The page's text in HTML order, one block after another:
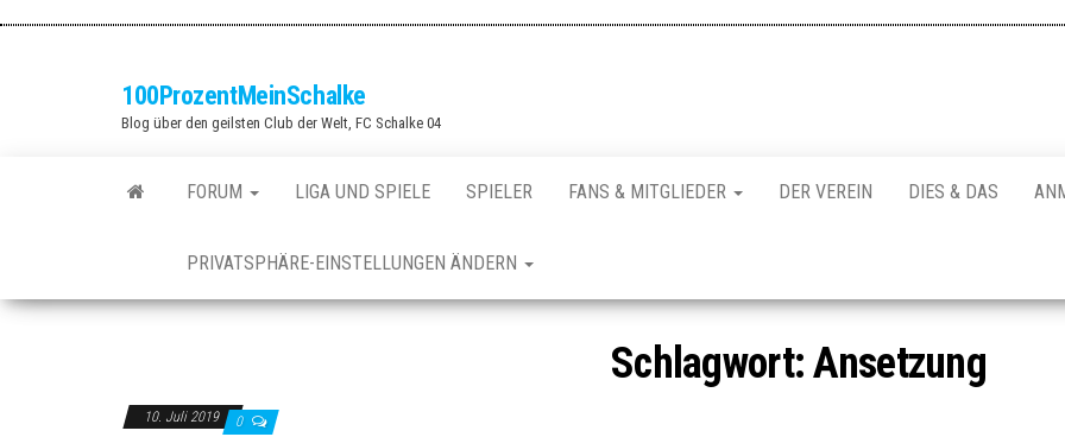
100ProzentMeinSchalke
Blog über den geilsten Club der Welt, FC Schalke 04
FORUM LIGA UND SPIELE SPIELER FANS & MITGLIEDER DER VEREIN DIES & DAS
PRIVATSPHÄRE-EINSTELLUNGEN ÄNDERN
Schlagwort:Ansetzung
10. Juli 2019 0